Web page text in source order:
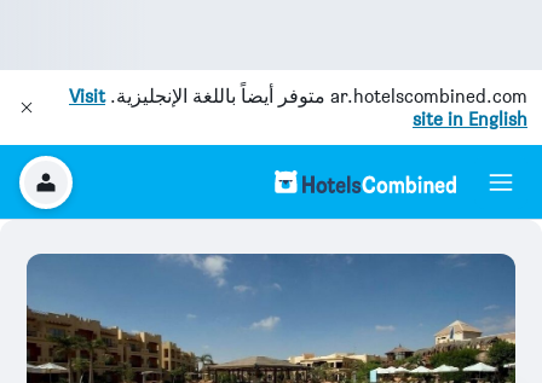
ar.hotelscombined.com متوفر أيضاً باللغة الإنجليزية.Visit
site in English